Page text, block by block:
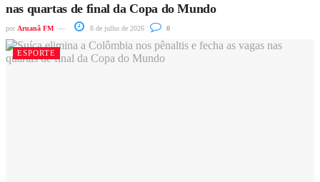
nas quartas de final da Copa do Mundo
por Aruanã FM 8 de julho de 2026 0
ESPORTE